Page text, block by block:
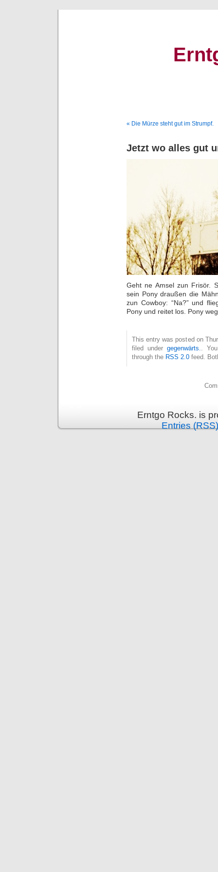
« Die Mürze steht gut im Strumpf.
Jetzt wo alles gut
Geht ne Amsel zun Frisör.
sein Pony draußen die
zun Cowboy: “Na?” und
Pony und reitet los. Pony
This entry was posted on
filed undergegenwärts..
through the RSS 2.0 feed.
Erntgo Rocks. is
Entries (RSS)